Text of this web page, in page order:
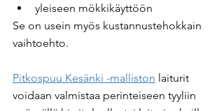
yleiseen mökkikäyttöön
Se on usein myös kustannustehokkain
vaihtoehto.
Pitkospuu Kesänki -malliston laiturit
voidaan valmistaa perinteiseen tyyliin